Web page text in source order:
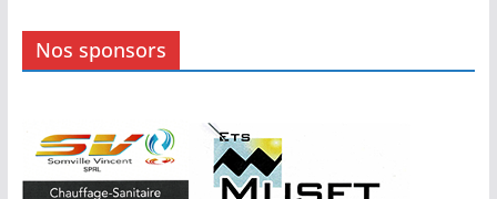
Nos sponsors